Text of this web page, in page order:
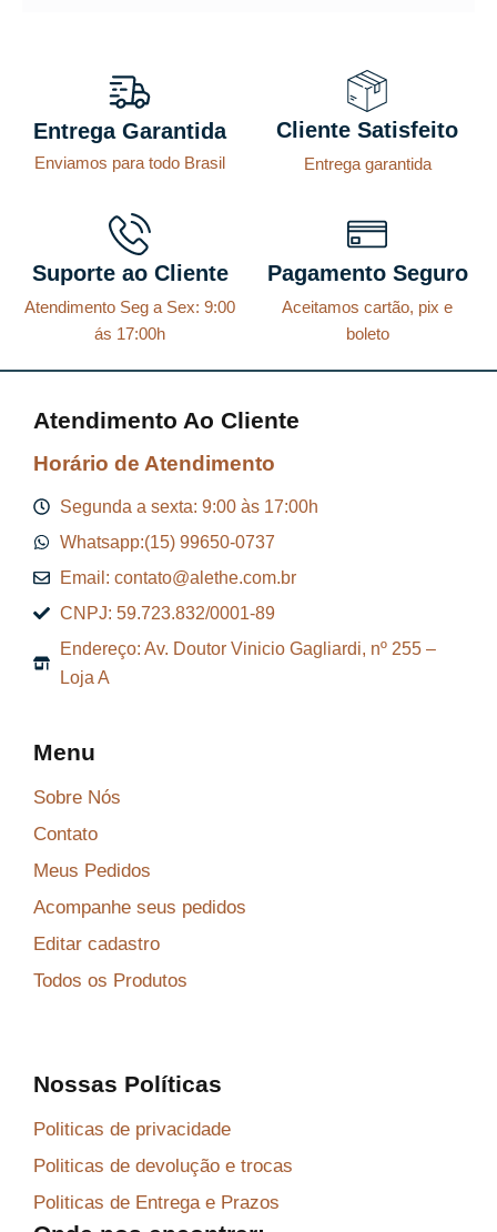
Entrega Garantida
Enviamos para todo Brasil
Cliente Satisfeito
Entrega garantida
Suporte ao Cliente
Atendimento Seg a Sex: 9:00
ás 17:00h
Pagamento Seguro
Aceitamos cartão, pix e
boleto
Atendimento Ao Cliente
Horário de Atendimento
Segunda a sexta: 9:00 às 17:00h
Whatsapp:(15) 99650-0737
Email: contato@alethe.com.br
CNPJ: 59.723.832/0001-89
Endereço: Av. Doutor Vinicio Gagliardi, nº 255 –
Loja A
Menu
Sobre Nós
Contato
Meus Pedidos
Acompanhe seus pedidos
Editar cadastro
Todos os Produtos
Nossas Políticas
Politicas de privacidade
Politicas de devolução e trocas
Politicas de Entrega e Prazos